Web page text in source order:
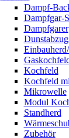
Dampf-
Dampfgar-
Dampfgarer
Kochfeld
Kochfeld
Mikrowelle
Modul
Standherd
Zubehör